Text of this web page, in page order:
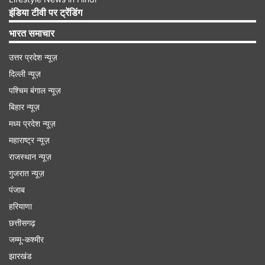
परंपराओं को मिलाकर अनोखी अवधी-नवाबी संस्कृति रची।
नवाबों ने लखनऊ को महलों, इमामबाड़ों, बागों और दरबारों से
सजाया। कथक, गजल, शायरियां, नवाबी अंदाज और व्यंजन
इसी युग की देन हैं।
इंडिया टीवी पर ट्रेंडिंग
भारत समाचार
उत्तर प्रदेश न्यूज़
दिल्ली न्यूज़
पश्चिम बंगाल न्यूज़
बिहार न्यूज़
मध्य प्रदेश न्यूज़
महाराष्ट्र न्यूज़
राजस्थान न्यूज़
गुजरात न्यूज़
पंजाब
हरियाणा
छत्तीसगढ़
जम्मू-कश्मीर
झारखंड